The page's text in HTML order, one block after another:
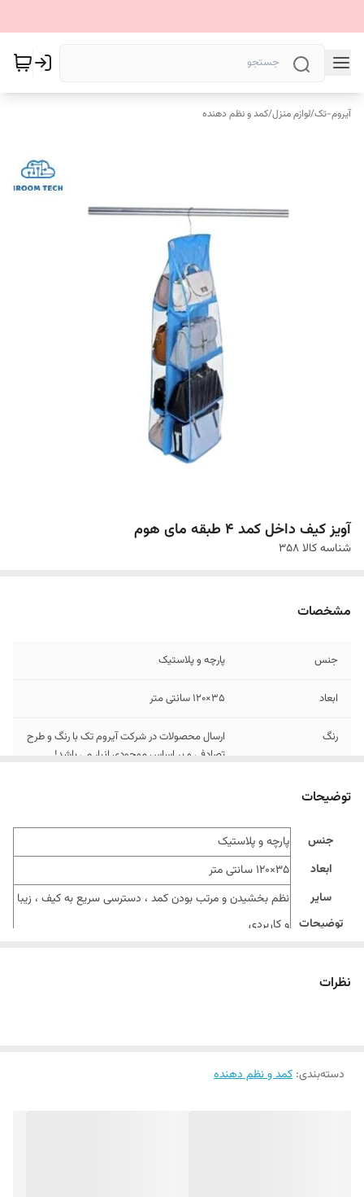
آیروم-تک/لوازم منزل/کمد و نظم دهنده
آویز کیف داخل کمد 4 طبقه مای هوم
شناسه کالا358
مشخصات
جنس پارچه و پلاستیک
ابعاد 35×120 سانتی متر
رنگ
ارسال محصولات در شرکت آیروم تک با رنگ و طرح
تصادفی و بر اساس موجودی انبار می باشد!
توضیحات
جنس
پارچه و پلاستیک
ابعاد
35×120 سانتی متر
سایر
توضیحات
نظم بخشیدن و مرتب بودن کمد ، دسترسی سریع به کیف ، زیبا
و کاربردی
نظرات
دسته‌بندی: کمد و نظم دهنده